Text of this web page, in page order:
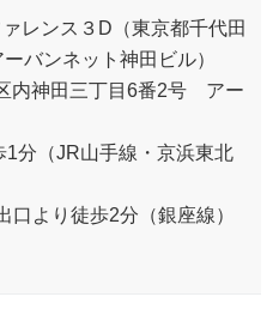
レンス３D（東京都千代田
バンネット神田ビル）
内神田三丁目6番2号 アー
分（JR山手線・京浜東北
より徒歩2分（銀座線）